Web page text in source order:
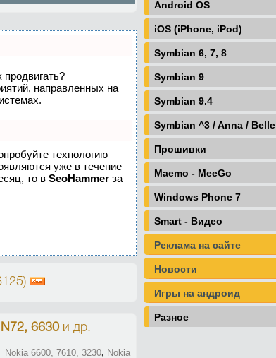
продвигать?
направленных на
технологию
уже в течение
то в SeoHammer за
6630и др.
Nokia 6600, 7610, 3230, Nokia
Android OS
iOS (iPhone, iPod)
Symbian 6, 7, 8
Symbian 9
Symbian 9.4
Symbian ^3 / Anna / Belle
Прошивки
Maemo - MeeGo
Windows Phone 7
Smart - Видео
Реклама на сайте
Новости
Игры на андроид
Разное